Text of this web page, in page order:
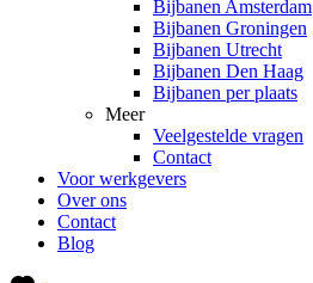
Bijbanen Amsterdam
Bijbanen Groningen
Bijbanen Utrecht
Bijbanen Den Haag
Bijbanen per plaats
Meer
Veelgestelde vragen
Contact
Voor werkgevers
Over ons
Contact
Blog